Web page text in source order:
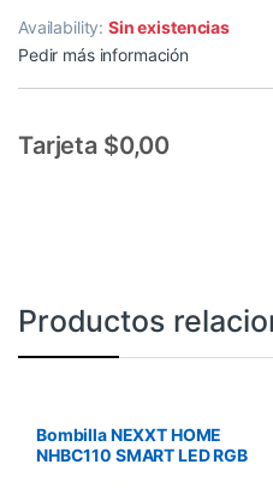
Availability:Sin existencias
Pedir más información
Tarjeta $0,00
Productos
Bombilla NEXXT HOME
NHBC110 SMART LED RGB